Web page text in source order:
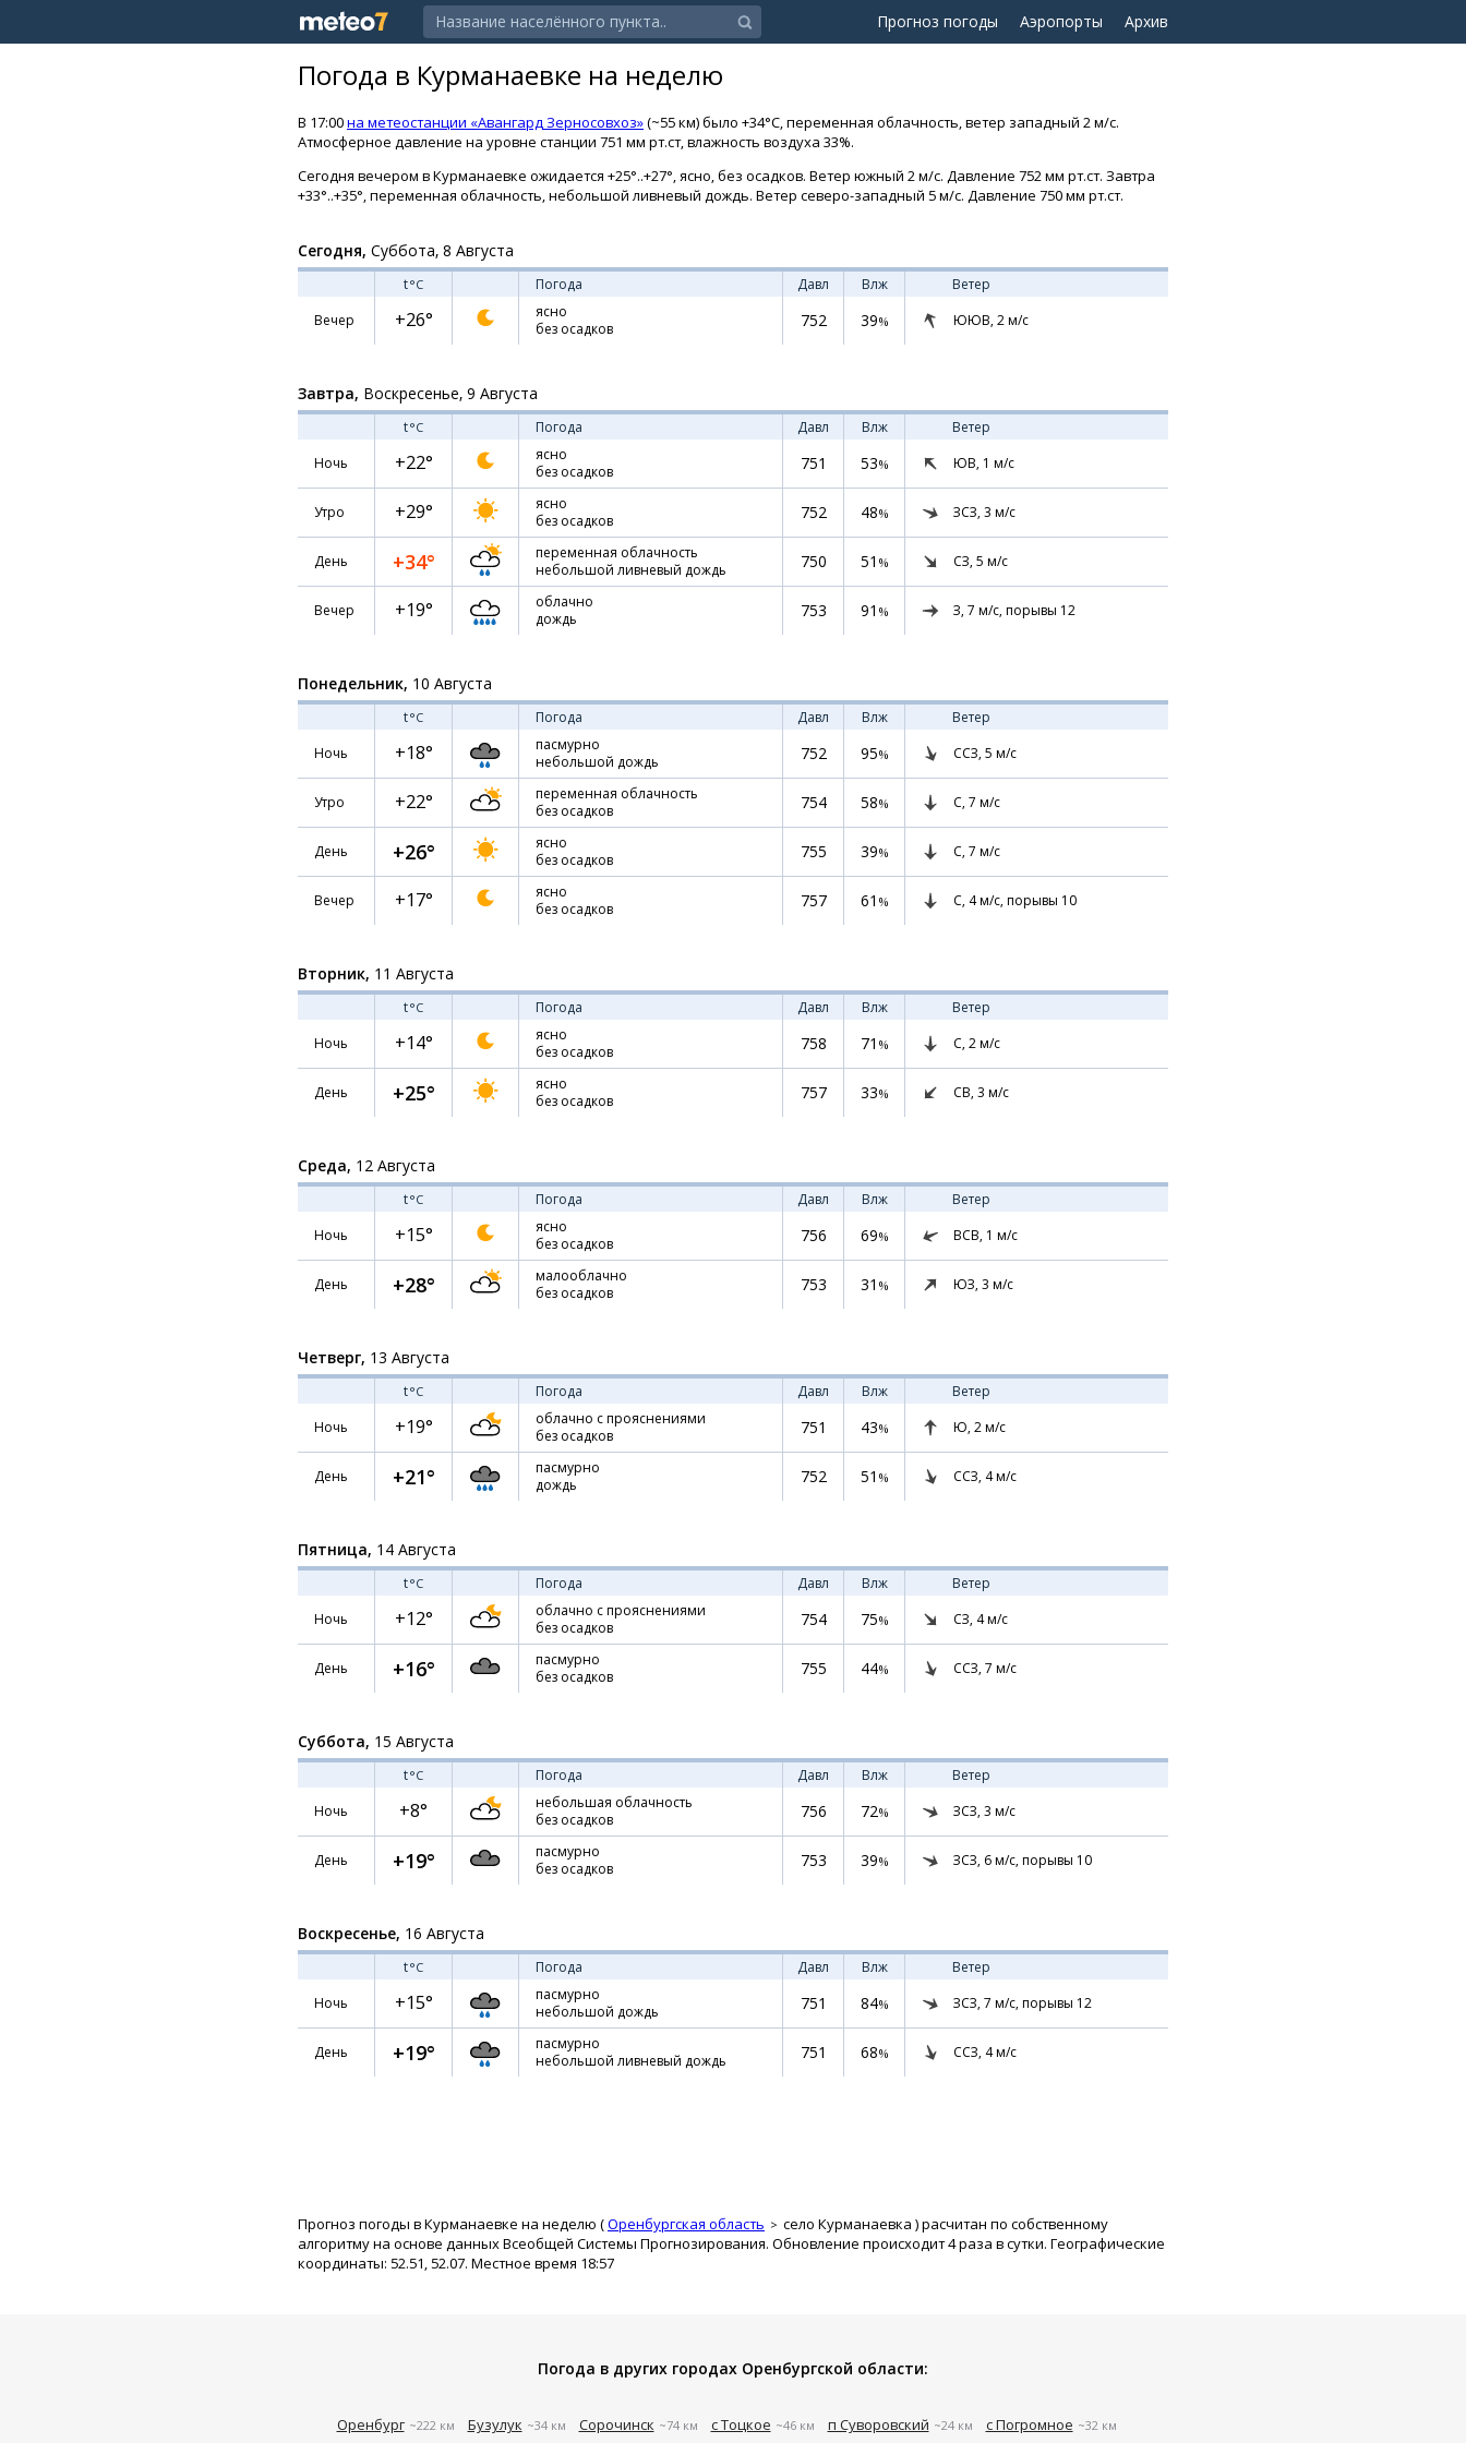
Прогноз погоды Аэропорты Архив
Погода в Курманаевке на неделю
В 17:00на метеостанции «Авангард Зерносовхоз»(~55 км) было +34°C, переменная облачность, ветер западный 2 м/с.
Атмосферное давление на уровне станции 751 мм рт.ст, влажность воздуха 33%.
Сегодня вечером в Курманаевке ожидается +25°..+27°, ясно, без осадков. Ветер южный 2 м/с. Давление 752 мм рт.ст. Завтра
+33°..+35°, переменная облачность, небольшой ливневый дождь. Ветер северо-западный 5 м/с. Давление 750 мм рт.ст.
Сегодня, Суббота, 8 Августа
t°C Погода Давл Влж
Ветер
Вечер
+26°
ясно
без осадков
752 39% ЮЮВ, 2м/с
Завтра, Воскресенье, 9 Августа
t°C Погода Давл Влж
Ветер
Ночь
+22°
ясно
без осадков
751 53% ЮВ, 1 м/с
Утро +29°
ясно
без осадков
752 48% ЗСЗ, 3 м/с
День +34°
переменная облачность
небольшой ливневый дождь
750 51 % СЗ, 5 м/с
Вечер +19°
облачно
дождь
753 91 % З, 7 м/с, порывы 12
Понедельник, 10 Августа
t°C Погода Давл Влж
Ветер
Ночь
+18°
пасмурно
небольшой дождь
752 95% ССЗ, 5 м/с
Утро +22°
переменная облачность
без осадков
754 58% С, 7 м/с
День +26°
ясно
без осадков
755 39% С, 7 м/с
Вечер +17°
ясно
без осадков
757 61 % С, 4м/с, порывы 10
Вторник, 11 Августа
t°C Погода Давл Влж
Ветер
Ночь
+14°
ясно
без осадков
758 71 % С, 2м/с
День +25°
ясно
без осадков
757 33% СВ, 3 м/с
Среда, 12 Августа
t°C Погода Давл Влж
Ветер
Ночь
+15°
ясно
без осадков
756 69% ВСВ, 1 м/с
День +28°
малооблачно
без осадков
753 31 % ЮЗ, 3 м/с
Четверг, 13 Августа
t°C Погода Давл Влж
Ветер
Ночь
+19°
облачно с прояснениями
без осадков
751 43% Ю, 2м/с
День +21°
пасмурно
дождь
752 51 % ССЗ, 4м/с
Пятница, 14 Августа
t°C Погода Давл Влж
Ветер
Ночь
+12°
облачно с прояснениями
без осадков
754 75% СЗ, 4м/с
День +16°
пасмурно
без осадков
755 44% ССЗ, 7 м/с
Суббота, 15 Августа
t°C Погода Давл Влж
Ветер
Ночь
+8°
небольшая облачность
без осадков
756 72% ЗСЗ, 3 м/с
День +19°
пасмурно
без осадков
753 39% ЗСЗ, 6м/с, порывы 10
Воскресенье, 16 Августа
t°C Погода Давл Влж
Ветер
Ночь
+15°
пасмурно
небольшой дождь
751 84% ЗСЗ, 7 м/с, порывы 12
День +19°
пасмурно
небольшой ливневый дождь
751 68% ССЗ, 4м/с
Прогноз погоды в Курманаевке на неделю (Оренбургская область село Курманаевка ) расчитан по собственному
алгоритму на основе данных Всеобщей Системы Прогнозирования. Обновление происходит 4 раза в сутки. Географические
координаты: 52.51, 52.07. Местное время 18:57
Погода в других городах Оренбургской области:
Оренбург ~222 км Бузулук ~34 км Сорочинск ~74 км с Тоцкое ~46 км п Суворовский ~24 км с Погромное ~32 км